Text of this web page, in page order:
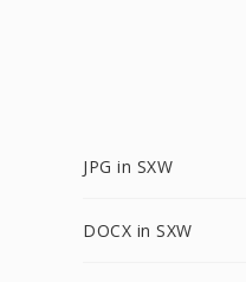
JPG in SXW
DOCX in SXW